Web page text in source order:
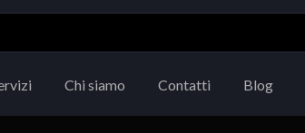
Chi siamo Contatti Blog